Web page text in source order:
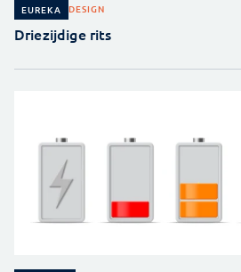
EUREKA DESIGN
Driezijdige rits